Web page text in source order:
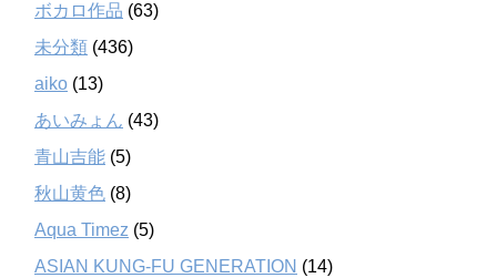
ボカロ作品 (63)
未分類 (436)
aiko (13)
あいみょん (43)
青山吉能 (5)
秋山黄色 (8)
Aqua Timez (5)
ASIAN KUNG-FU GENERATION (14)